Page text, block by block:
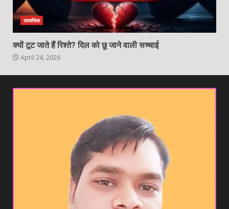
सामाजिक
क्यों टूट जाते हैं रिश्ते? दिल को छू जाने वाली सच्चाई
April 24, 2026